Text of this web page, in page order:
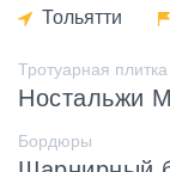
Тольятти
Тротуарная плитка
Ностальжи
Бордюры